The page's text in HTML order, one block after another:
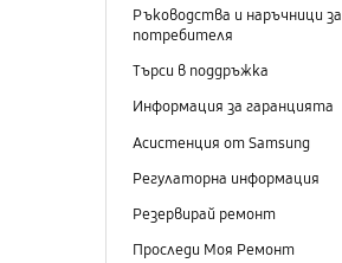
Ръководства и наръчници за
потребителя
Търси в поддръжка
Информация за гаранцията
Асистенция от Samsung
Регулаторна информация
Резервирай ремонт
Проследи Моя Ремонт